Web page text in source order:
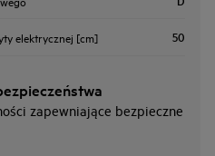
elektrycznej [cm] 50
zapewniające bezpieczne